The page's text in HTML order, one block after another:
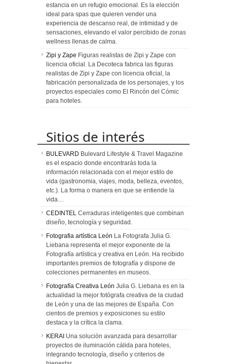
estancia en un refugio emocional. Es la elección
ideal para spas que quieren vender una
experiencia de descanso real, de intimidad y de
sensaciones, elevando el valor percibido de zonas
wellness llenas de calma.
Zipi y Zape Figuras realistas de Zipi y Zape con
licencia oficial. La Decoteca fabrica las figuras
realistas de Zipi y Zape con licencia oficial, la
fabricación personalizada de los personajes, y los
proyectos especiales como El Rincón del Cómic
para hoteles.
Sitios de interés
BULEVARD Bulevard Lifestyle & Travel Magazine
es el espacio donde encontrarás toda la
información relacionada con el mejor estilo de
vida (gastronomia, viajes, moda, belleza, eventos,
etc.). La forma o manera en que se entiende la
vida…
CEDINTEL Cerraduras inteligentes que combinan
diseño, tecnología y seguridad.
Fotografia artística León La Fotografa Julia G.
Liebana representa el mejor exponente de la
Fotografía artística y creativa en León. Ha recibido
importantes premios de fotografía y dispone de
colecciones permanentes en museos.
Fotografía Creativa León Julia G. Liebana es en la
actualidad la mejor fotógrafa creativa de la ciudad
de León y una de las mejores de España. Con
cientos de premios y exposiciones su estilo
destaca y la crítica la clama.
KERAI Una solución avanzada para desarrollar
proyectos de iluminación cálida para hoteles,
integrando tecnología, diseño y criterios de